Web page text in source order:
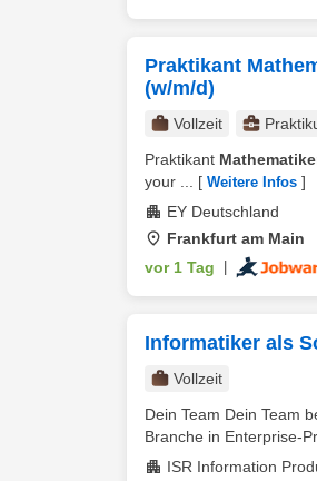
Praktikant
(w/m/d)
Vollzeit
Praktikant
your ...
[ Weitere Infos ]
EY Deutschland
Frankfurt am Main
vor 1 Tag
Informatiker als
Vollzeit
Dein Team Dein Team
Branche in Enterprise-
ISR Information